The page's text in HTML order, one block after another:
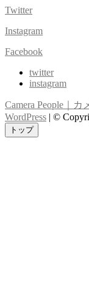
Twitter
Instagram
Facebook
twitter
instagram
Camera People｜
WordPress | ©
トップ